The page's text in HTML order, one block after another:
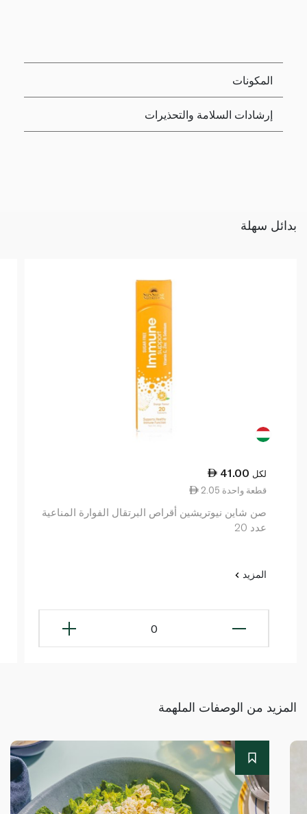
المكونات
إرشادات السلامة والتحذيرات
بدائل سهلة
41.00 لكل
2.05 قطعة واحدة
صن شاين نيوتريشين أقراص البرتقال الفوارة المناعية
عدد 20
المزيد
0
المزيد من الوصفات الملهمة